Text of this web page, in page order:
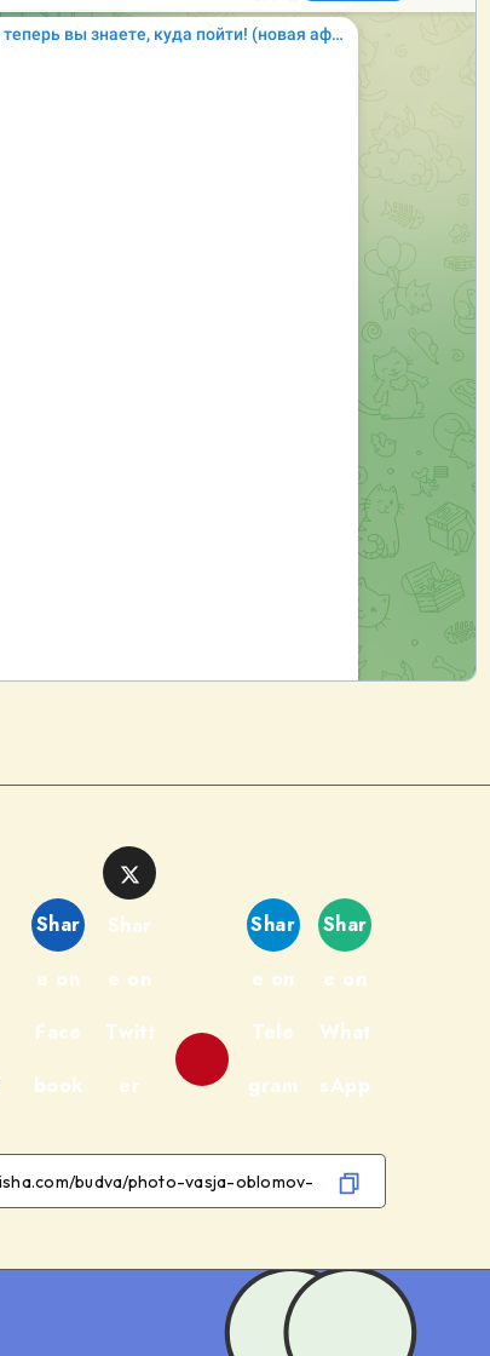
Shar
e on
Face
book
Shar
e on
Twitt
er
Shar
e on
Tele
gram
Shar
e on
What
sApp